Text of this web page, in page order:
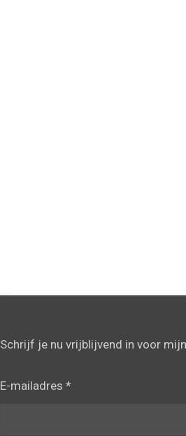
Schrijf je nu vrijblijvend in voor
E-mailadres *